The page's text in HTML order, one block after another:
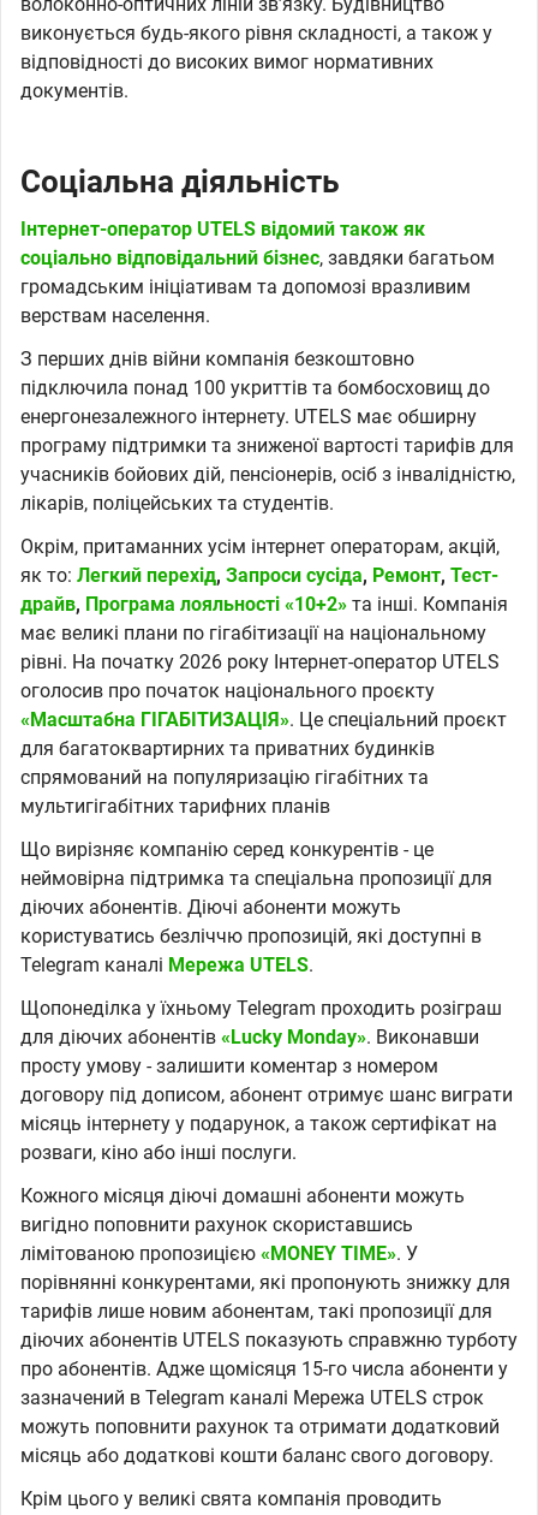
виконується будь-якого рівня складності, а також у
відповідності до високих вимог нормативних
документів.
Соціальна діяльність
Інтернет-оператор UTELS відомий також як
соціально відповідальний бізнес, завдяки багатьом
громадським ініціативам та допомозі вразливим
верствам населення.
З перших днів війни компанія безкоштовно
підключила понад 100 укриттів та бомбосховищ до
енергонезалежного інтернету. UTELS має обширну
програму підтримки та зниженої вартості тарифів для
учасників бойових дій, пенсіонерів, осіб з інвалідністю,
лікарів, поліцейських та студентів.
Окрім, притаманних усім інтернет операторам, акцій,
як то: Легкий перехід, Запроси сусіда, Ремонт, Тест-
драйв, Програма лояльності «10+2» та інші. Компанія
має великі плани по гігабітизації на національному
рівні. На початку 2026 року Інтернет-оператор UTELS
оголосив про початок національного проєкту
«Масштабна ГІГАБІТИЗАЦІЯ». Це спеціальний проєкт
для багатоквартирних та приватних будинків
спрямований на популяризацію гігабітних та
мультигігабітних тарифних планів
Що вирізняє компанію серед конкурентів - це
неймовірна підтримка та спеціальна пропозиції для
діючих абонентів. Діючі абоненти можуть
користуватись безліччю пропозицій, які доступні в
Telegram каналі Мережа UTELS.
Щопонеділка у їхньому Telegram проходить розіграш
для діючих абонентів «Lucky Monday». Виконавши
просту умову - залишити коментар з номером
договору під дописом, абонент отримує шанс виграти
місяць інтернету у подарунок, а також сертифікат на
розваги, кіно або інші послуги.
Кожного місяця діючі домашні абоненти можуть
вигідно поповнити рахунок скориставшись
лімітованою пропозицією «MONEY TIME». У
порівнянні конкурентами, які пропонують знижку для
тарифів лише новим абонентам, такі пропозиції для
діючих абонентів UTELS показують справжню турботу
про абонентів. Адже щомісяця 15-го числа абоненти у
зазначений в Telegram каналі Мережа UTELS строк
можуть поповнити рахунок та отримати додатковий
місяць або додаткові кошти баланс свого договору.
Крім цього у великі свята компанія проводить